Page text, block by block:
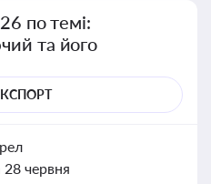
по темі:
та його
28 червня